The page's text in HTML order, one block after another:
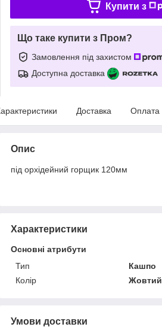
Купити з
Що таке купити з Пром?
Замовлення під захистом
Доступна доставка
Доставка Оплата
Опис
під орхідейний горщик 120мм
Характеристики
Основні атрибути
Тип
Кашпо
Колір
Жовтий
Умови доставки